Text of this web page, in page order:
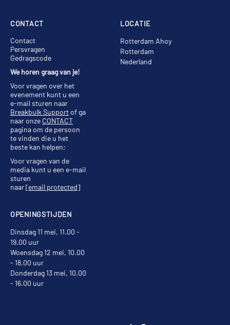
LOCATIE
Rotterdam Ahoy
Rotterdam
Nederland
OPENINGSTIJDEN
Dinsdag 11 mei, 11.00 -
19.00 uur
Woensdag 12 mei, 10.00
- 18.00 uur
Donderdag 13 mei, 10.00
- 16.00 uur
CONTACT
Contact
Persvragen
Gedragscode
We horen graag van je!
Voor vragen over het
evenement kunt u een
e-mail sturen naar
Breakbulk Supportof ga
naar onze CONTACT
pagina om de persoon
te vinden die u het
beste kan helpen;
Voor vragen van de
media kunt u een e-mail
sturen
naar[email protected]